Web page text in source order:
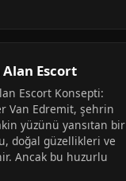
Escort
Escort Konsepti:
Van Edremit, şehrin
yüzünü yansıtan bir
doğal güzellikleri ve
Ancak bu huzurlu